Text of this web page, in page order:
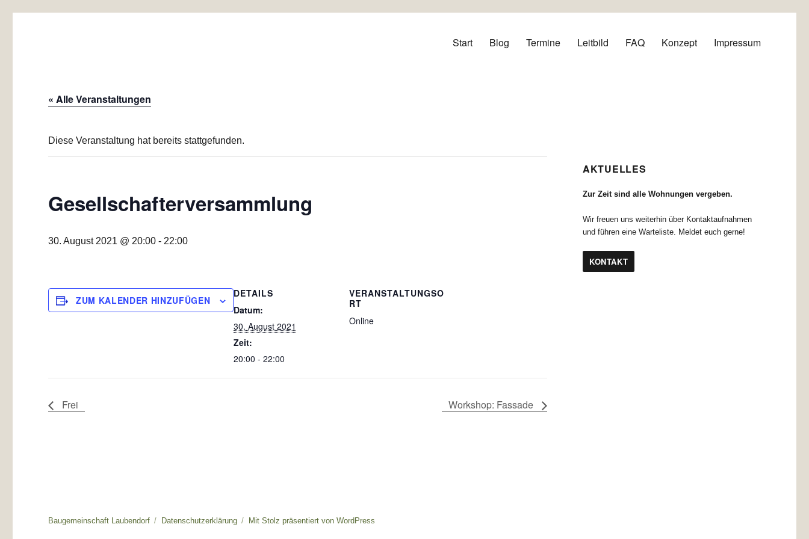
Start Blog Termine Leitbild FAQ Konzept Impressum
« Alle Veranstaltungen
Diese Veranstaltung hat bereits stattgefunden.
Gesellschafterversammlung
30. August 2021 @ 20:00 - 22:00
ZUM KALENDER HINZUFÜGEN
DETAILS
Datum:
30. August 2021
Zeit:
20:00 - 22:00
VERANSTALTUNGSO
RT
Online
Frei Workshop: Fassade
AKTUELLES
Zur Zeit sind alle Wohnungen vergeben.
Wir freuen uns weiterhin über Kontaktaufnahmen
und führen eine Warteliste. Meldet euch gerne!
KONTAKT
Baugemeinschaft Laubendorf Datenschutzerklärung Mit Stolz präsentiert von WordPress